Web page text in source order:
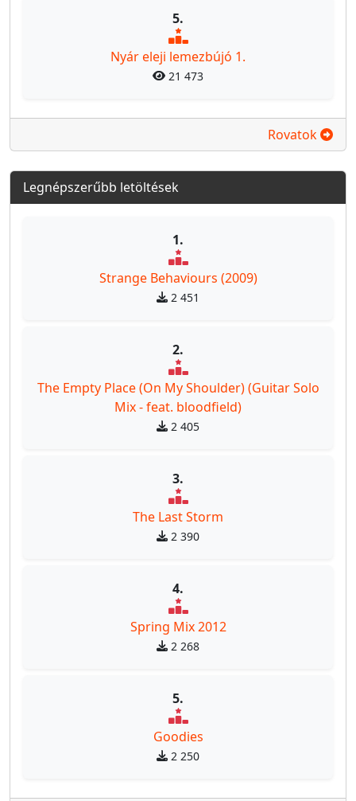
5.
Nyár eleji lemezbújó 1.
21 473
Rovatok
Legnépszerűbb letöltések
1.
Strange Behaviours (2009)
2 451
2.
The Empty Place (On My Shoulder) (Guitar Solo
Mix - feat. bloodfield)
2 405
3.
The Last Storm
2 390
4.
Spring Mix 2012
2 268
5.
Goodies
2 250